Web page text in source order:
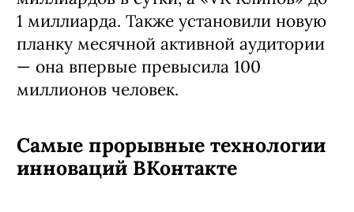
1 миллиарда. Также установили новую
планку месячной активной аудитории
— она впервые превысила 100
миллионов человек.
Самые прорывные технологии
инноваций ВКонтакте